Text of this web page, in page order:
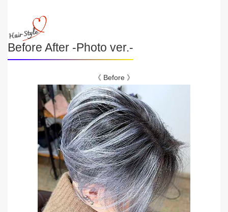
Before After -Photo ver.-
《 Before 》